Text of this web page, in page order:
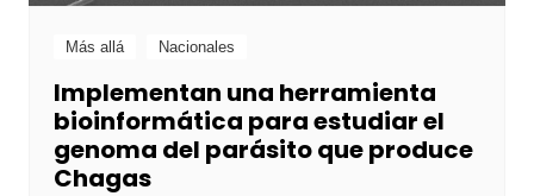
Más allá Nacionales
Implementan una herramienta
bioinformática para estudiar el
genoma del parásito que produce
Chagas